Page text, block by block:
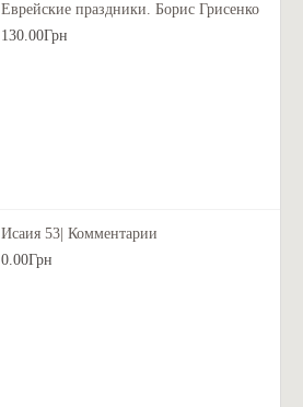
Еврейские праздники. Борис Грисенко
130.00Грн
Исаия 53| Комментарии
0.00Грн